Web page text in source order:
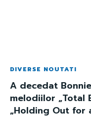
DIVERSE NOUTATI
A decedat
melodiilor „Total
„Holding Out for